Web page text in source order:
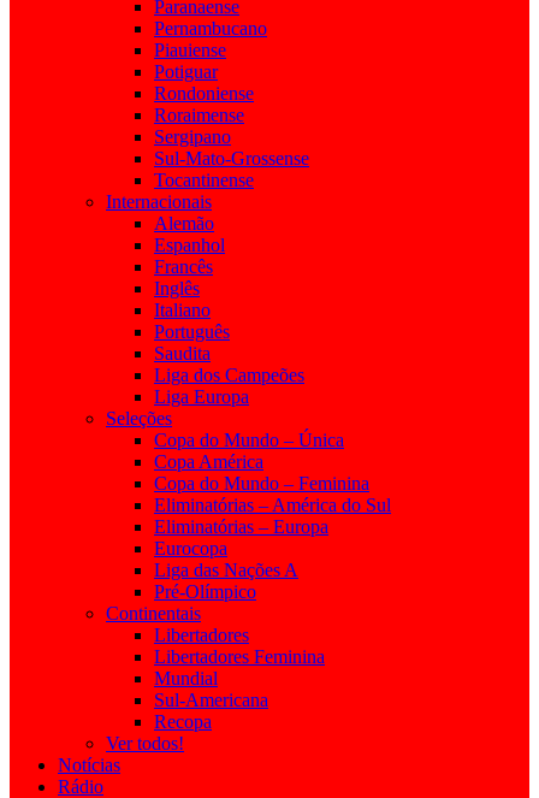
Paranaense
Pernambucano
Piauiense
Potiguar
Rondoniense
Roraimense
Sergipano
Sul-Mato-Grossense
Tocantinense
Internacionais
Alemão
Espanhol
Francês
Inglês
Italiano
Português
Saudita
Liga dos Campeões
Liga Europa
Seleções
Copa do Mundo – Única
Copa América
Copa do Mundo – Feminina
Eliminatórias – América do Sul
Eliminatórias – Europa
Eurocopa
Liga das Nações A
Pré-Olímpico
Continentais
Libertadores
Libertadores Feminina
Mundial
Sul-Americana
Recopa
Ver todos!
Notícias
Rádio